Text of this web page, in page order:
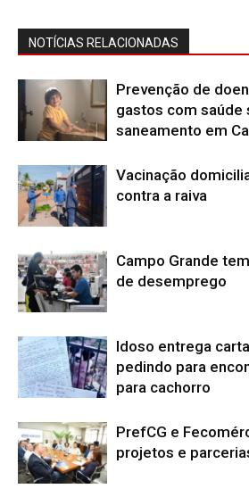
NOTÍCIAS RELACIONADAS
Prevenção de
gastos com saúde
saneamento em
Vacinação
contra a raiva
Campo Grande
de desemprego
Idoso entrega
pedindo para
para cachorro
PrefCG e
projetos e